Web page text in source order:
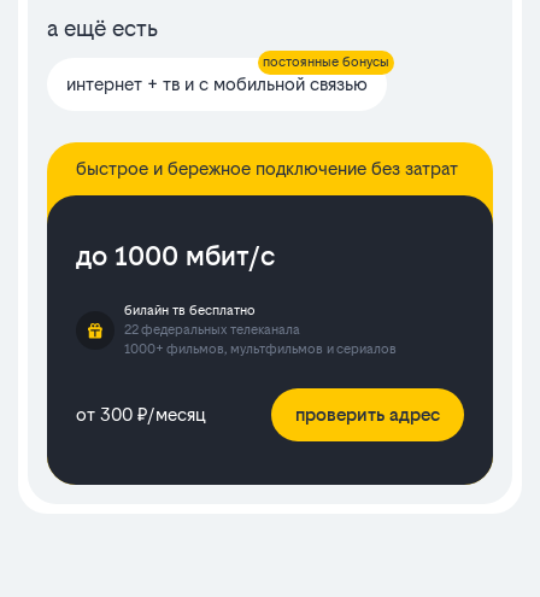
а ещё есть
интернет + тв и с мобильной связью
постоянные бонусы
быстрое и бережное подключение без затрат
до 1000 мбит/с
билайн тв бесплатно
22 федеральных телеканала
1000+ фильмов, мультфильмов и сериалов
от 300 ₽/месяц проверить адрес